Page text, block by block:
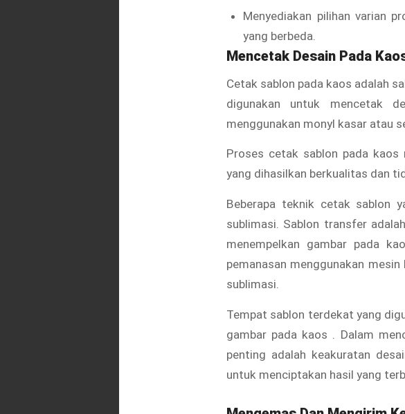
Menyediakan pilihan varian
yang berbeda.
Mencetak Desain Pada
Cetak sablon pada kaos adalah
digunakan untuk mencetak
menggunakan monyl kasar atau
Proses cetak sablon pada kaos
yang dihasilkan berkualitas dan
Beberapa teknik cetak sablon
sublimasi. Sablon transfer
menempelkan gambar pada
pemanasan menggunakan
sublimasi.
Tempat sablon terdekat yang
gambar pada kaos . Dalam
penting adalah keakuratan
untuk menciptakan hasil yang